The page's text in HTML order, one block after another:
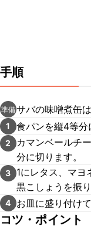
手順
準備サバの味噌煮缶
1 食パンを縦4等分
2
カマンベールチ
分に切ります。
3
1にレタス、マヨ
黒こしょうを振り
4 お皿に盛り付け
コツ・ポイント